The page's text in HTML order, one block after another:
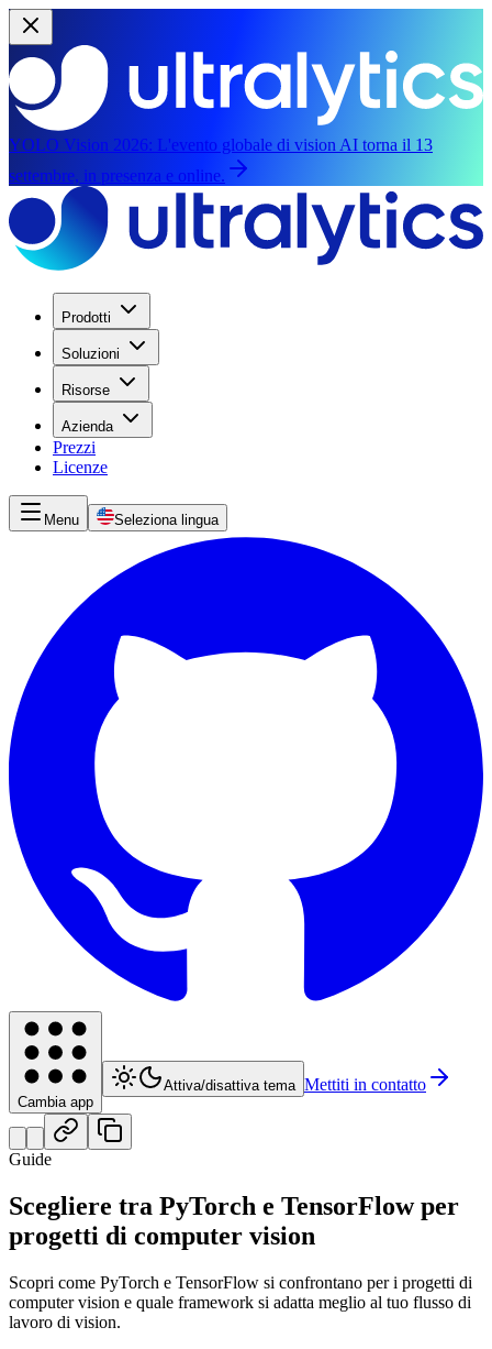
YOLO Vision 2026: L'evento globale di vision AI torna il 13
settembre, in presenza e online.
Prodotti
Soluzioni
Risorse
Azienda
Prezzi
Licenze
Menu Seleziona lingua
Cambia app
Attiva/disattiva tema Mettiti in contatto
Guide
Scegliere tra PyTorch e TensorFlow per
progetti di computer vision
Scopri come PyTorch e TensorFlow si confrontano per i progetti di
computer vision e quale framework si adatta meglio al tuo flusso di
lavoro di vision.